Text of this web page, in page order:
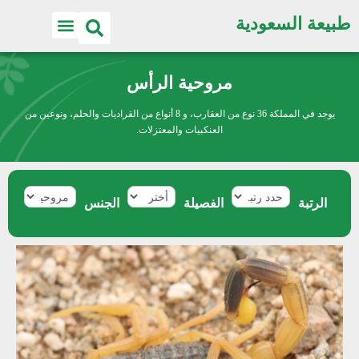
طبيعة السعودية
مروحية الرأس
يوجد في المملكة 36 نوع من العقارب، و 8 أنواع من القراديات والحلم، ونوعين من
العنكبيات والمعتزلات.
الرتبة الفصيلة الجنس